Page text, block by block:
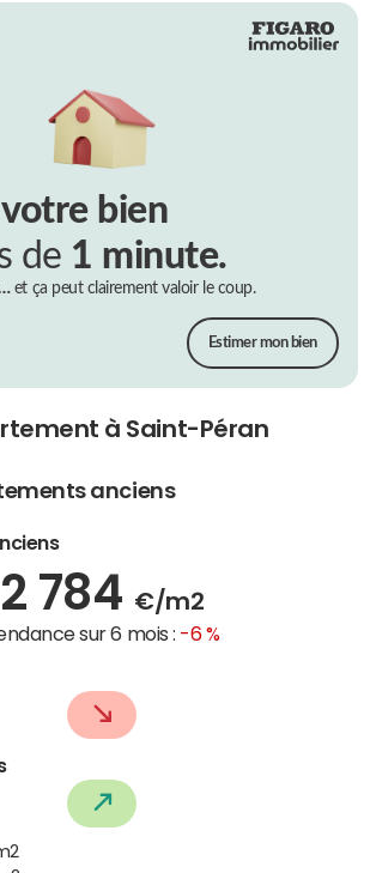
votre bien
de 1 minute.
et ça peut clairement valoir le coup.
Estimer mon bien
à Saint-Péran
anciens
2 784 €/m2
sur 6 mois : -6 %